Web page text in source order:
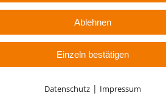
Mitarbeiterkompetenz ist unser
Ablehnen
Einzeln bestätigen
Datenschutz| Impressum